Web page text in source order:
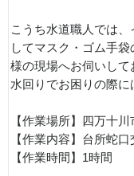
こうち水道職人では
してマスク・ゴム手
様の現場へお伺いして
水回りでお困りの際に
【作業場所】四万十川
【作業内容】台所蛇口
【作業時間】1時間